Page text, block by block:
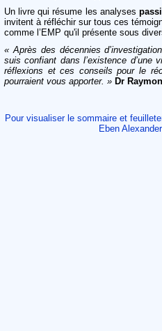
Un livre qui résume les analyses
invitent à réfléchir sur tous ces
comme l’EMP qu'il présente sous
« Après des décennies
suis confiant dans l’existence
réflexions et ces conseils pour le
pourraient vous apporter. » Dr
Pour visualiser le sommaire et
Eben